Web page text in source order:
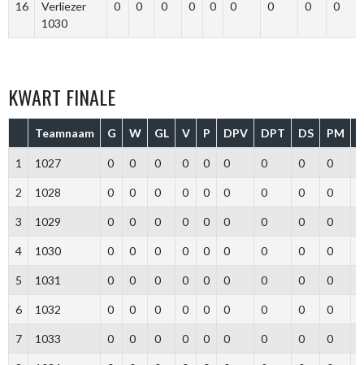
16
Verliezer
1030
0 0 0 0 0 0 0 0 0
KWART FINALE
Teamnaam G W GL V P DPV DPT DS PM
1 1027 0 0 0 0 0 0 0 0 0
2 1028 0 0 0 0 0 0 0 0 0
3 1029 0 0 0 0 0 0 0 0 0
4 1030 0 0 0 0 0 0 0 0 0
5 1031 0 0 0 0 0 0 0 0 0
6 1032 0 0 0 0 0 0 0 0 0
7 1033 0 0 0 0 0 0 0 0 0